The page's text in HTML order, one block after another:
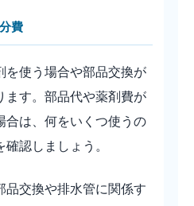
費
を使う場合や部品交換が
ます。部品代や薬剤費が
合は、何をいくつ使うの
認しましょう。
品交換や排水管に関係す